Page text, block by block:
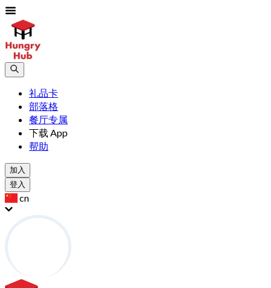
礼品卡
部落格
餐厅专属
下载 App
帮助
加入
登入
cn